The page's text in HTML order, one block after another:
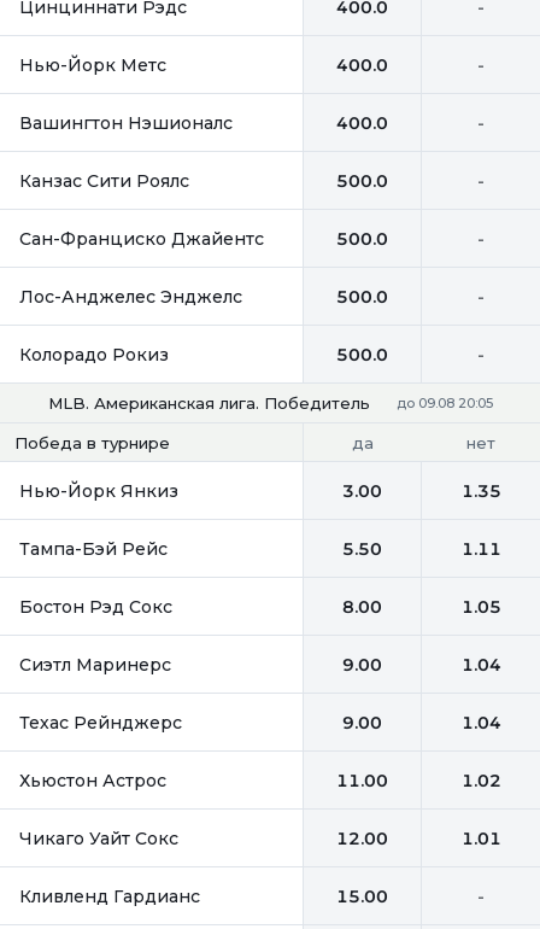
Цинциннати Рэдс 400.0 -
Нью-Йорк Метс 400.0 -
Вашингтон Нэшионалс 400.0 -
Канзас Сити Роялс 500.0 -
Сан-Франциско Джайентс 500.0 -
Лос-Анджелес Энджелс 500.0 -
Колорадо Рокиз 500.0 -
MLB. Американская лига. Победитель до 09.08 20:05
Победа в турнире да нет
Нью-Йорк Янкиз 3.00 1.35
Тампа-Бэй Рейс 5.50 1.11
Бостон Рэд Сокс 8.00 1.05
Сиэтл Маринерс 9.00 1.04
Техас Рейнджерс 9.00 1.04
Хьюстон Астрос 11.00 1.02
Чикаго Уайт Сокс 12.00 1.01
Кливленд Гардианс 15.00 -